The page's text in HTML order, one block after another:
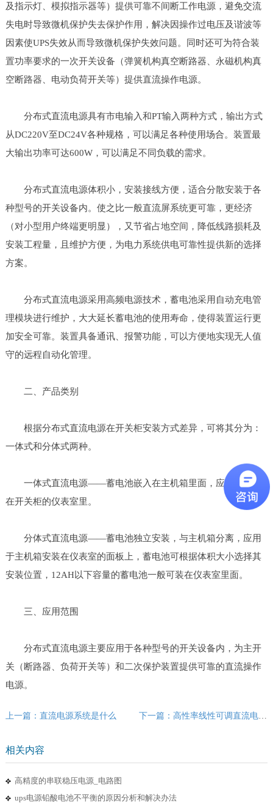
及指示灯、模拟指示器等）提供可靠不间断工作电源，避免交流
失电时导致微机保护失去保护作用，解决因操作过电压及谐波等
因素使UPS失效从而导致微机保护失效问题。同时还可为符合装
置功率要求的一次开关设备（弹簧机构真空断路器、永磁机构真
空断路器、电动负荷开关等）提供直流操作电源。
分布式直流电源具有市电输入和PT输入两种方式，输出方式
从DC220V至DC24V各种规格，可以满足各种使用场合。装置最
大输出功率可达600W，可以满足不同负载的需求。
分布式直流电源体积小，安装接线方便，适合分散安装于各
种型号的开关设备内。使之比一般直流屏系统更可靠，更经济
（对小型用户终端更明显），又节省占地空间，降低线路损耗及
安装工程量，且维护方便，为电力系统供电可靠性提供新的选择
方案。
分布式直流电源采用高频电源技术，蓄电池采用自动充电管
理模块进行维护，大大延长蓄电池的使用寿命，使得装置运行更
加安全可靠。装置具备通讯、报警功能，可以方便地实现无人值
守的远程自动化管理。
二、产品类别
根据分布式直流电源在开关柜安装方式差异，可将其分为：
一体式和分体式两种。
一体式直流电源——蓄电池嵌入在主机箱里面，应用时安装
在开关柜的仪表室里。
分体式直流电源——蓄电池独立安装，与主机箱分离，应用
于主机箱安装在仪表室的面板上，蓄电池可根据体积大小选择其
安装位置，12AH以下容量的蓄电池一般可装在仪表室里面。
三、应用范围
分布式直流电源主要应用于各种型号的开关设备内，为主开
关（断路器、负荷开关等）和二次保护装置提供可靠的直流操作
电源。
上一篇：直流电源系统是什么
相关内容
高精度的串联稳压电源_电路图
ups电源铅酸电池不平衡的原因分析和解决办法